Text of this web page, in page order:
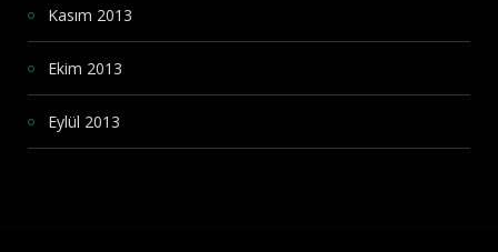
Kasım 2013
Ekim 2013
Eylül 2013